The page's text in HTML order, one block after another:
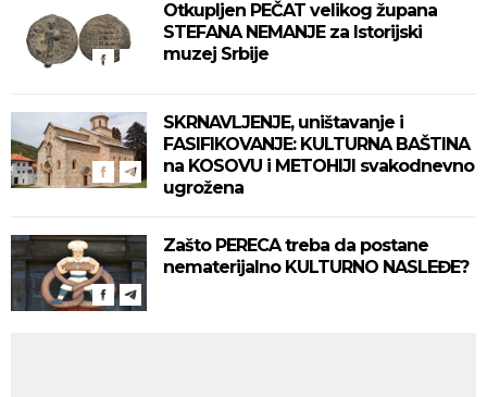
Otkupljen PEČAT velikog župana
STEFANA NEMANJE za Istorijski
muzej Srbije
SKRNAVLJENJE, uništavanje i
FASIFIKOVANJE: KULTURNA BAŠTINA
na KOSOVU i METOHIJI svakodnevno
ugrožena
Zašto PERECA treba da postane
nematerijalno KULTURNO NASLEĐE?